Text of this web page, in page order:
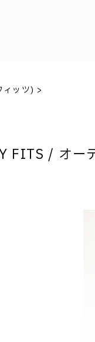
ッツ) >
FITS / オー